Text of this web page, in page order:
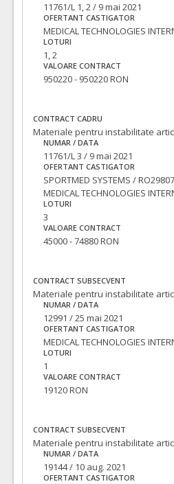
11761/L 1, 2 / 9 mai 2021
OFERTANT CASTIGATOR
MEDICAL TECHNOLOGIES
LOTURI
1, 2
VALOARE CONTRACT
950220 - 950220 RON
CONTRACT CADRU
Materiale pentru instabilitate
NUMAR / DATA
11761/L 3 / 9 mai 2021
OFERTANT CASTIGATOR
SPORTMED SYSTEMS /
MEDICAL TECHNOLOGIES
LOTURI
3
VALOARE CONTRACT
45000 - 74880 RON
CONTRACT SUBSECVENT
Materiale pentru instabilitate
NUMAR / DATA
12991 / 25 mai 2021
OFERTANT CASTIGATOR
MEDICAL TECHNOLOGIES
LOTURI
1
VALOARE CONTRACT
19120 RON
CONTRACT SUBSECVENT
Materiale pentru instabilitate
NUMAR / DATA
19144 / 10 aug. 2021
OFERTANT CASTIGATOR